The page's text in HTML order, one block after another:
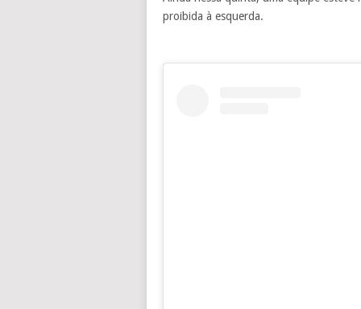
proibida à esquerda.